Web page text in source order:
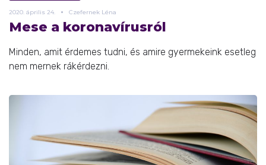
2020. április 24. Czefernek Léna
Mese a koronavírusról
Minden, amit érdemes tudni, és amire gyermekeink esetleg
nem mernek rákérdezni.